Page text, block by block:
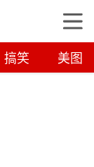
搞笑 美图